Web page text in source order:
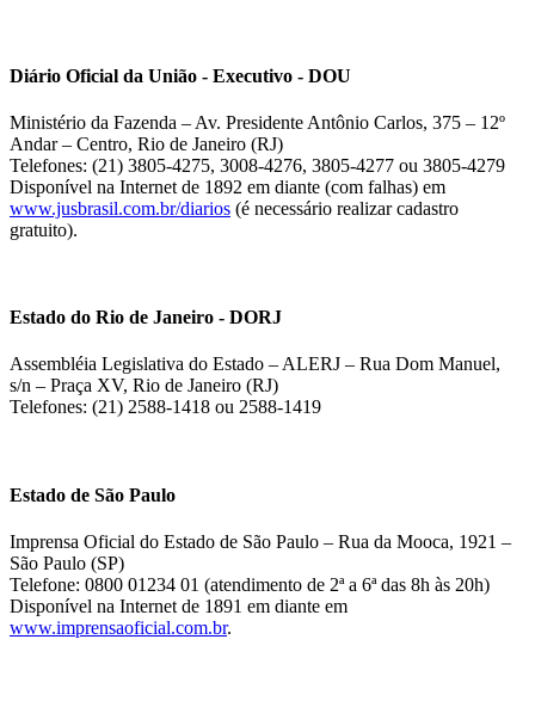
Diário Oficial da União - Executivo - DOU
Ministério da Fazenda – Av. Presidente Antônio Carlos, 375 – 12º
Andar – Centro, Rio de Janeiro (RJ)
Telefones: (21) 3805-4275, 3008-4276, 3805-4277 ou 3805-4279
Disponível na Internet de 1892 em diante (com falhas) em
www.jusbrasil.com.br/diarios (é necessário realizar cadastro
gratuito).
Estado do Rio de Janeiro - DORJ
Assembléia Legislativa do Estado – ALERJ – Rua Dom Manuel,
s/n – Praça XV, Rio de Janeiro (RJ)
Telefones: (21) 2588-1418 ou 2588-1419
Estado de São Paulo
Imprensa Oficial do Estado de São Paulo – Rua da Mooca, 1921 –
São Paulo (SP)
Telefone: 0800 01234 01 (atendimento de 2ª a 6ª das 8h às 20h)
Disponível na Internet de 1891 em diante em
www.imprensaoficial.com.br.